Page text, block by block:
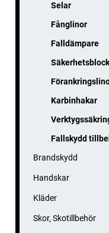
Selar
Fånglinor
Falldämpare
Säkerhetsblock
Karbinhakar
Fallskydd
Brandskydd
Handskar
Kläder
Skor, Skotillbehör